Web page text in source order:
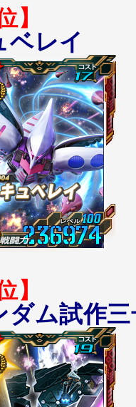
】
ベレイ
】
ダム試作